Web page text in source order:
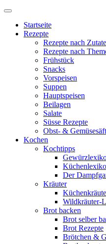
Startseite
Rezepte
Rezepte nach
Rezepte nach
Frühstück
Snacks
Vorspeisen
Suppen
Hauptspeisen
Beilagen
Salate
Süsse Rezepte
Obst- &
Kochen
Kochtipps
Der
Kräuter
Wildkräuter-
Brot backen
Brot selber
Brot Rezepte
Brötchen &